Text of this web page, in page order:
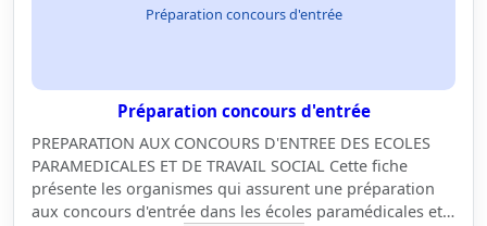
Préparation concours d'entrée
Préparation concours d'entrée
PREPARATION AUX CONCOURS D'ENTREE DES ECOLES
PARAMEDICALES ET DE TRAVAIL SOCIAL Cette fiche
présente les organismes qui assurent une préparation
aux concours d'entrée dans les écoles paramédicales et…